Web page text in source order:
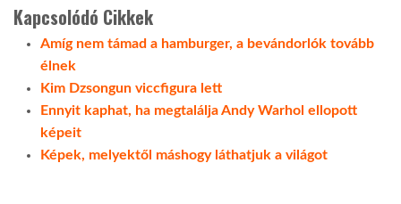
Kapcsolódó Cikkek
Amíg nem támad a hamburger, a bevándorlók tovább
élnek
Kim Dzsongun viccfigura lett
Ennyit kaphat, ha megtalálja Andy Warhol ellopott
képeit
Képek, melyektől máshogy láthatjuk a világot